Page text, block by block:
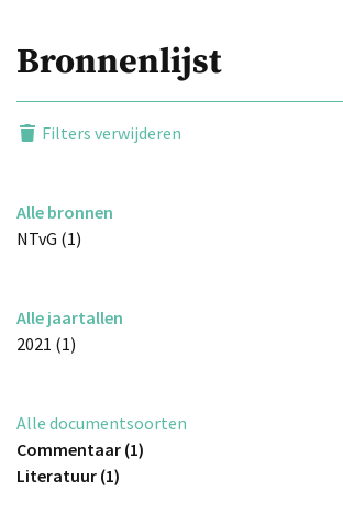
Bronnenlijst
Filters verwijderen
Alle bronnen
NTvG (1)
Alle jaartallen
2021 (1)
Alle documentsoorten
Commentaar (1)
Literatuur (1)